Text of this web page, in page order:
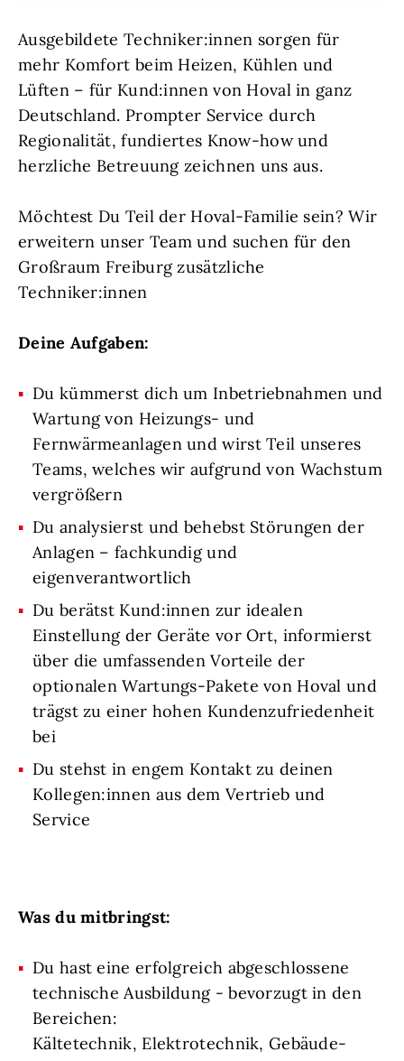
Ausgebildete Techniker:innen sorgen für
mehr Komfort beim Heizen, Kühlen und
Lüften – für Kund:innen von Hoval in ganz
Deutschland. Prompter Service durch
Regionalität, fundiertes Know-how und
herzliche Betreuung zeichnen uns aus.
Möchtest Du Teil der Hoval-Familie sein? Wir
erweitern unser Team und suchen für den
Großraum Freiburg zusätzliche
Techniker:innen
Deine Aufgaben:
Du kümmerst dich um Inbetriebnahmen und
Wartung von Heizungs- und
Fernwärmeanlagen und wirst Teil unseres
Teams, welches wir aufgrund von Wachstum
vergrößern
Du analysierst und behebst Störungen der
Anlagen – fachkundig und
eigenverantwortlich
Du berätst Kund:innen zur idealen
Einstellung der Geräte vor Ort, informierst
über die umfassenden Vorteile der
optionalen Wartungs-Pakete von Hoval und
trägst zu einer hohen Kundenzufriedenheit
bei
Du stehst in engem Kontakt zu deinen
Kollegen:innen aus dem Vertrieb und
Service
Was du mitbringst:
Du hast eine erfolgreich abgeschlossene
technische Ausbildung - bevorzugt in den
Bereichen:
Kältetechnik, Elektrotechnik, Gebäude-